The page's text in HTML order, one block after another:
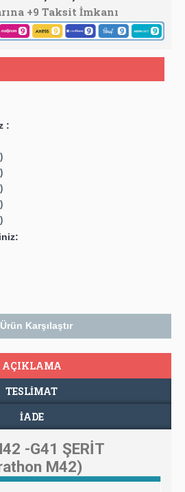
+9 Taksit İmkanı
:
Ürün Karşılaştır
AÇIKLAMA
TESLIMAT
İADE
-G41 ŞERİT
M42)